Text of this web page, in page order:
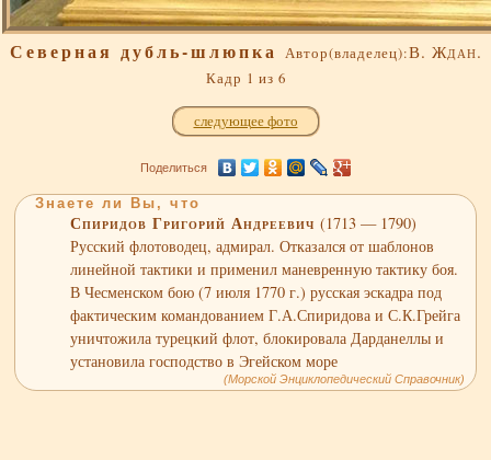
Северная дубль-шлюпка Автор(владелец):В. Ждан.
Кадр 1 из 6
следующее фото
Поделиться
Знаете ли Вы, что
Спиридов Григорий Андреевич(1713 — 1790)
Русский флотоводец, адмирал. Отказался от шаблонов
линейной тактики и применил маневренную тактику боя.
В Чесменском бою (7 июля 1770 г.) русская эскадра под
фактическим командованием Г.А.Спиридова и С.К.Грейга
уничтожила турецкий флот, блокировала Дарданеллы и
установила господство в Эгейском море
(Морской Энциклопедический Справочник)